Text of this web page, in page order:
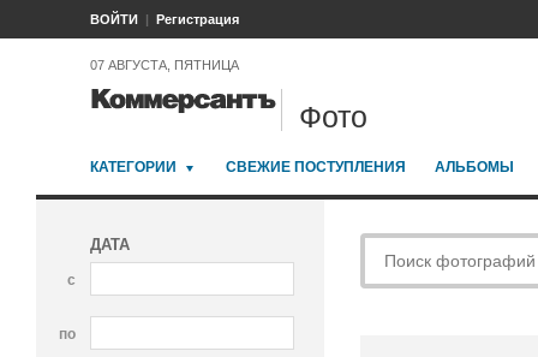
ВОЙТИ Регистрация
07 АВГУСТА, ПЯТНИЦА
Фото
КАТЕГОРИИ СВЕЖИЕ ПОСТУПЛЕНИЯ АЛЬБОМЫ
ДАТА
с
по